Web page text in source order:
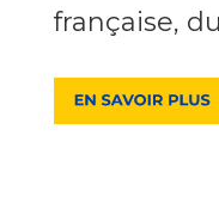
française,